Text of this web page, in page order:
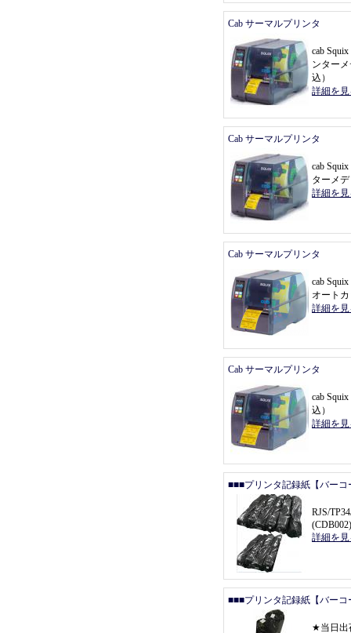
Cab サーマルプリンタ
cab
ンター
込 ）
詳細を
Cab サーマルプリンタ
cab
ターメ
詳細を
Cab サーマルプリンタ
cab
オート
詳細を
Cab サーマルプリンタ
cab
込 ）
詳細を
■■■プリンタ記録紙【バー
RJS/
(CDB002)
詳細を
■■■プリンタ記録紙【バー
★当日